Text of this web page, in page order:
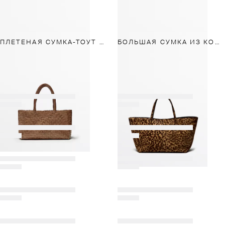
ПЛЕТЕНАЯ СУМКА-ТОУТ ИЗ КОЖИ НАППА БОЛЬШАЯ СУМКА ИЗ КОЖИ С МЕХОМ